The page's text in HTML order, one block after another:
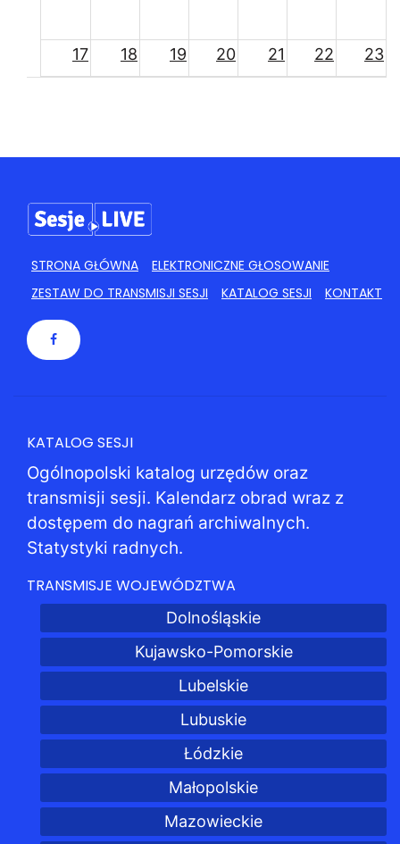
17 18 19 20 21 22 23
STRONA GŁÓWNA
ELEKTRONICZNE GŁOSOWANIE
ZESTAW DO TRANSMISJI SESJI
KATALOG SESJI KONTAKT
KATALOG SESJI
Ogólnopolski katalog urzędów oraz
transmisji sesji. Kalendarz obrad wraz z
dostępem do nagrań archiwalnych.
Statystyki radnych.
TRANSMISJE WOJEWÓDZTWA
Dolnośląskie
Kujawsko-Pomorskie
Lubelskie
Lubuskie
Łódzkie
Małopolskie
Mazowieckie